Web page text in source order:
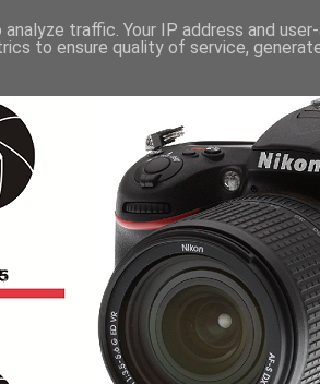
traffic. Your IP address and
to ensure quality of service,